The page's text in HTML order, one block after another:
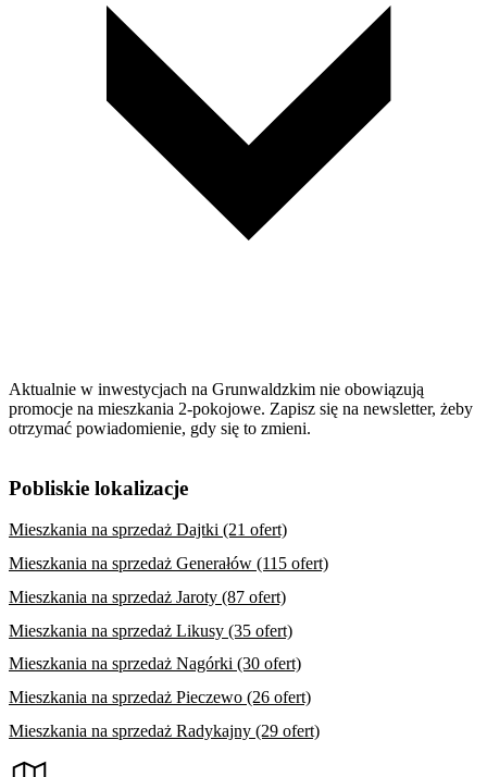
Aktualnie w inwestycjach na Grunwaldzkim nie obowiązują
promocje na mieszkania 2-pokojowe. Zapisz się na newsletter, żeby
otrzymać powiadomienie, gdy się to zmieni.
Pobliskie lokalizacje
Mieszkania na sprzedaż Dajtki (21 ofert)
Mieszkania na sprzedaż Generałów (115 ofert)
Mieszkania na sprzedaż Jaroty (87 ofert)
Mieszkania na sprzedaż Likusy (35 ofert)
Mieszkania na sprzedaż Nagórki (30 ofert)
Mieszkania na sprzedaż Pieczewo (26 ofert)
Mieszkania na sprzedaż Radykajny (29 ofert)